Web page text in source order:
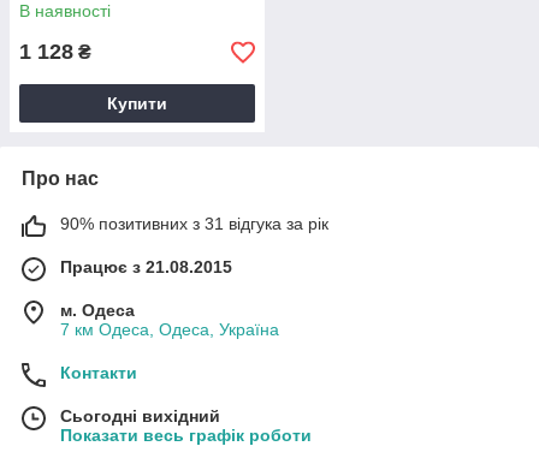
В наявності
1 128 ₴
Купити
Про нас
90% позитивних з 31 відгука за рік
Працює з 21.08.2015
м. Одеса
7 км Одеса, Одеса, Україна
Контакти
Сьогодні вихідний
Показати весь графік роботи